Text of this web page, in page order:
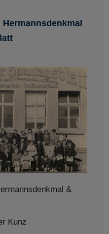
&
Kunz